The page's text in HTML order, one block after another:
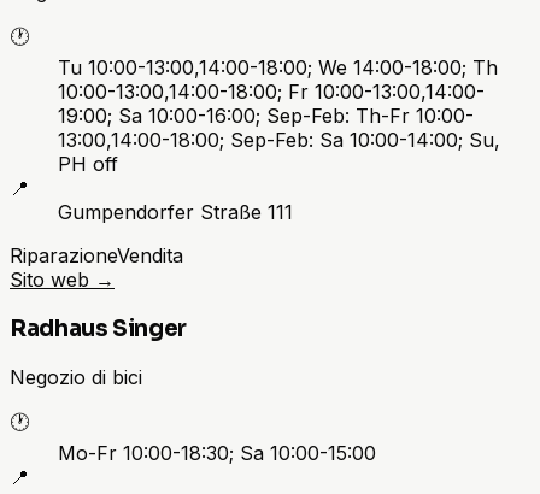
🕐
Tu 10:00-13:00,14:00-18:00; We 14:00-18:00; Th
10:00-13:00,14:00-18:00; Fr 10:00-13:00,14:00-
19:00; Sa 10:00-16:00; Sep-Feb: Th-Fr 10:00-
13:00,14:00-18:00; Sep-Feb: Sa 10:00-14:00; Su,
PH off
📍
Gumpendorfer Straße 111
RiparazioneVendita
Sito web →
Radhaus Singer
Negozio di bici
🕐
Mo-Fr 10:00-18:30; Sa 10:00-15:00
📍